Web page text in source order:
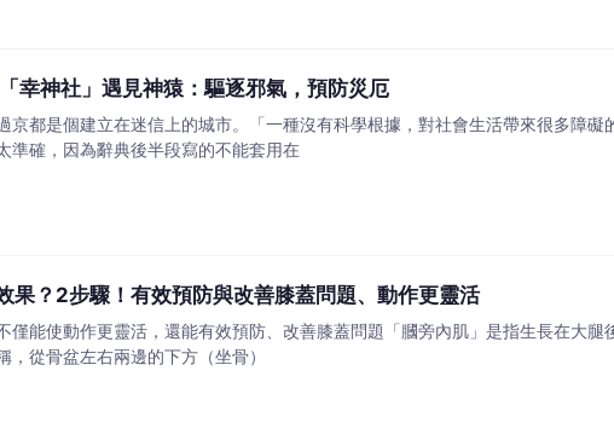
幸神社」遇見神猿：驅逐邪氣，預防災厄
京都是個建立在迷信上的城市。「一種沒有科學根據，對社會生活帶來很多障礙
準確，因為辭典後半段寫的不能套用在
果？2步驟！有效預防與改善膝蓋問題、動作更靈活
僅能使動作更靈活，還能有效預防、改善膝蓋問題「膕旁內肌」是指生長在大
，從骨盆左右兩邊的下方（坐骨）